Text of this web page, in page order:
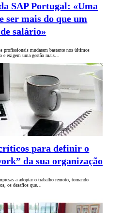
SAP Portugal: «Uma
ser mais do que um
salário»
profissionais mudaram bastante nos últimos
e exigem uma gestão mais…
para definir o
da sua organização
a adoptar o trabalho remoto, tornando
os desafios que…